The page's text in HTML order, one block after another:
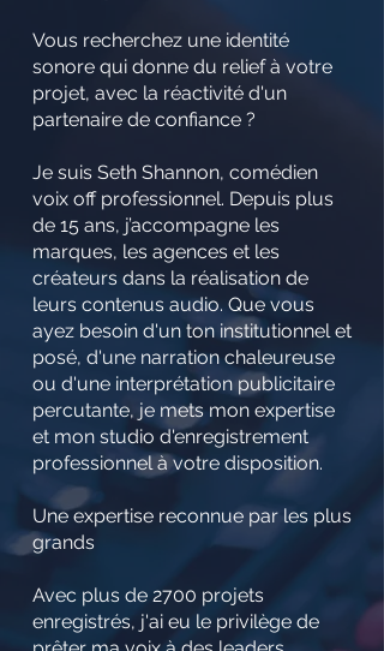
Vous recherchez une identité
sonore qui donne du relief à votre
projet, avec la réactivité d'un
partenaire de confiance ?
Je suis Seth Shannon, comédien
voix off professionnel. Depuis plus
de 15 ans, j’accompagne les
marques, les agences et les
créateurs dans la réalisation de
leurs contenus audio. Que vous
ayez besoin d'un ton institutionnel et
posé, d'une narration chaleureuse
ou d'une interprétation publicitaire
percutante, je mets mon expertise
et mon studio d'enregistrement
professionnel à votre disposition.
Une expertise reconnue par les plus
grands
Avec plus de 2700 projets
enregistrés, j'ai eu le privilège de